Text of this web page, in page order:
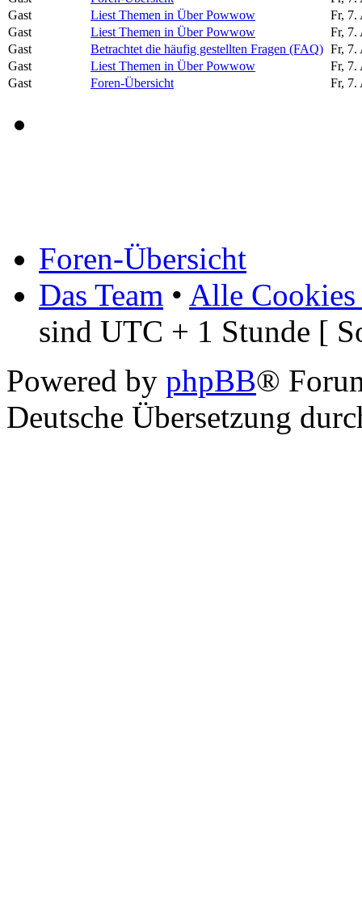
Gast
Liest Themen in Über Powwow
Fr, 7.
Gast
Liest Themen in Über Powwow
Fr, 7.
Gast
Betrachtet die häufig gestellten Fragen (FAQ) Fr, 7.
Gast
Liest Themen in Über Powwow
Fr, 7.
Gast
Foren-Übersicht Fr, 7.
Foren-Übersicht
Das Team • Alle Cookies
sind UTC + 1 Stunde [
Powered by phpBB®
Deutsche Übersetzung